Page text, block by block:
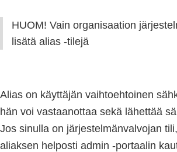
HUOM! Vain organisaation
lisätä alias -tilejä
Alias on käyttäjän vaihtoehtoinen
hän voi vastaanottaa sekä lähettää
Jos sinulla on järjestelmänvalvojan
aliaksen helposti admin -portaalin